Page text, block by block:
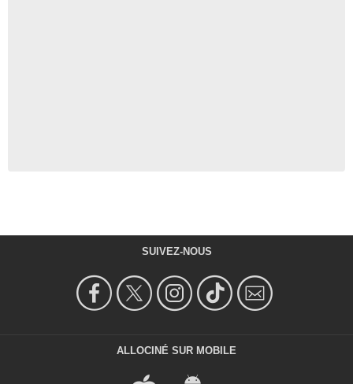
SUIVEZ-NOUS
ALLOCINÉ SUR MOBILE